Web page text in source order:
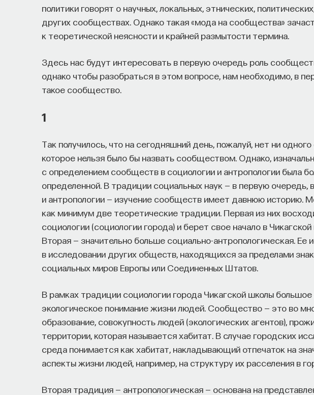
политики говорят о научных, локальных, этнических,
других сообществах. Однако такая «мода на сообщества»
к теоретической неясности и крайней размытости термина.
Здесь нас будут интересовать в первую очередь роль
однако чтобы разобраться в этом вопросе, нам необходимо, в
такое сообщество.
1
Так получилось, что на сегодняшний день, пожалуй, нет ни
которое нельзя было бы назвать сообществом. Однако,
с определением сообществ в социологии и антропологии была
определенной. В традиции социальных наук — в первую очередь,
и антропологии — изучение сообществ имеет давнюю историю.
как минимум две теоретические традиции. Первая из них
социологии (социологии города) и берет свое начало в
Вторая — значительно больше социально-антропологическая. Ее
в исследовании других обществ, находящихся за пределами
социальных миров Европы или Соединенных Штатов.
В рамках традиции социологии города Чикагской школы
экологическое понимание жизни людей. Сообщество — это во
образование, совокупность людей (экологических агентов),
территории, которая называется хабитат. В случае городских
среда понимается как хабитат, накладывающий отпечаток на
аспекты жизни людей, например, на структуру их расселения в
Вторая традиция — антропологическая — основана на